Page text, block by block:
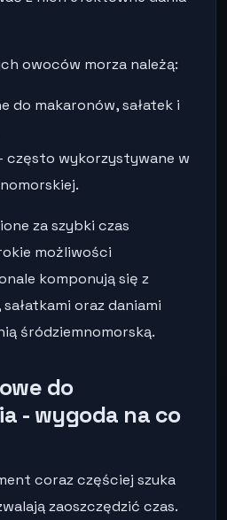
owoców morza należą:
do makaronów, sałatek i
często wykorzystywane w
za szybki czas
możliwości
komponują się z
oraz daniami
śródziemnomorską.
do
- wygoda na co
coraz częściej szuka
zaoszczędzić czas.